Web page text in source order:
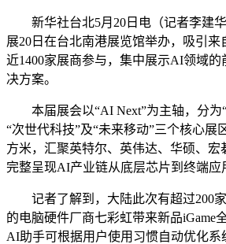
新华社台北5月20日电（记者李建华
展20日在台北南港展览馆举办，吸引来
近1400家展商参与，集中展示AI领域
决方案。
本届展会以“AI Next”为主轴，分为“
“次世代科技”及“未来移动”三个核心展
方米，汇聚英特尔、英伟达、华硕、宏
完整呈现AI产业链从底层芯片到终端应
记者了解到，大陆此次有超过200家
的电脑硬件厂商七彩虹带来新品iGame
AI助手可根据用户使用习惯自动优化系